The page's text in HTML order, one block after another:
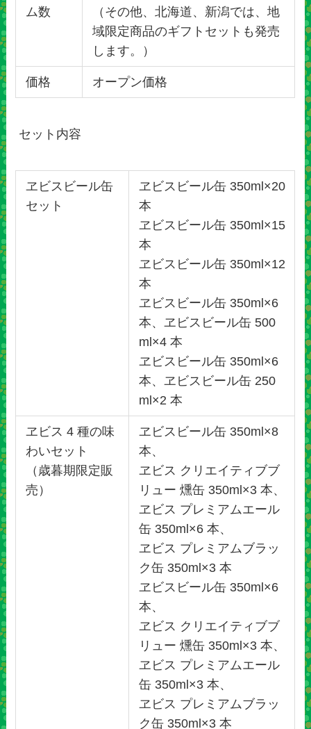
ム数
（その他、北海道、新潟では、地
域限定商品のギフトセットも発売
します。）
価格 オープン価格
セット内容
ヱビスビール缶
セット
ヱビスビール缶 350ml×20
本
ヱビスビール缶 350ml×15
本
ヱビスビール缶 350ml×12
本
ヱビスビール缶 350ml×6
本、ヱビスビール缶 500
ml×4 本
ヱビスビール缶 350ml×6
本、ヱビスビール缶 250
ml×2 本
ヱビス 4 種の味
わいセット
（歳暮期限定販
売）
ヱビスビール缶 350ml×8
本、
ヱビス クリエイティブブ
リュー 燻缶 350ml×3 本、
ヱビス プレミアムエール
缶 350ml×6 本、
ヱビス プレミアムブラッ
ク缶 350ml×3 本
ヱビスビール缶 350ml×6
本、
ヱビス クリエイティブブ
リュー 燻缶 350ml×3 本、
ヱビス プレミアムエール
缶 350ml×3 本、
ヱビス プレミアムブラッ
ク缶 350ml×3 本